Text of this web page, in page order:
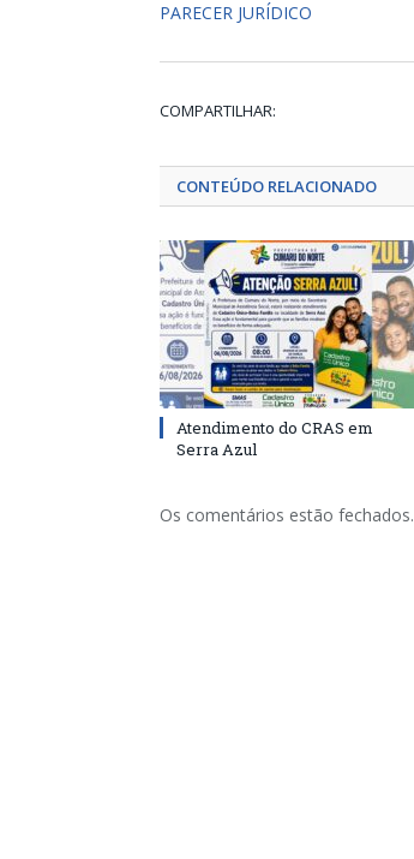
PARECER JURÍDICO
COMPARTILHAR:
CONTEÚDO RELACIONADO
Atendimento do CRAS em
Serra Azul
Os comentários estão fechados.